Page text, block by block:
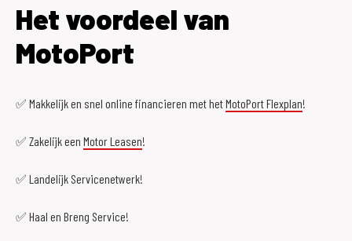
Het voordeel van
MotoPort
✅ Makkelijk en snel online financieren met hetMotoPort Flexplan!
✅ Zakelijk een Motor Leasen!
✅ Landelijk Servicenetwerk!
✅ Haal en Breng Service!